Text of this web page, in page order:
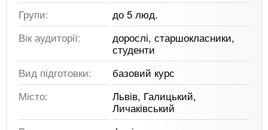
Групи:
до 5 люд.
Вік аудиторії:
дорослі, старшокласники,
студенти
Вид підготовки:
базовий курс
Місто:
Львів, Галицький,
Личаківський